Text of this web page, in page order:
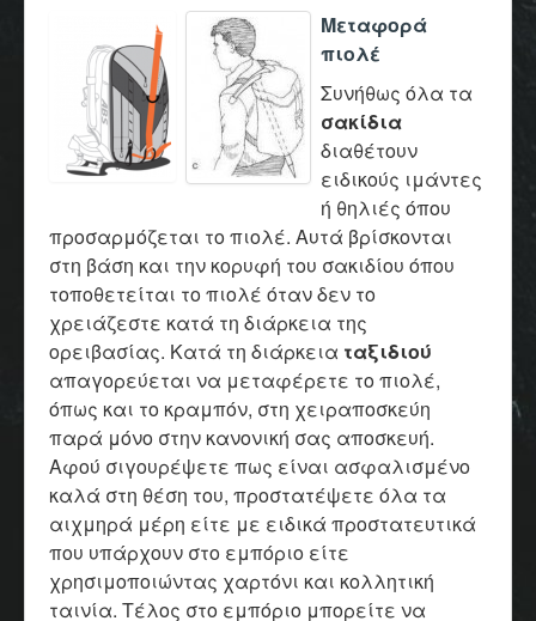
Μεταφορά
πιολέ
Συνήθως όλα τα
σακίδια
διαθέτουν
ειδικούς ιμάντες
ή θηλιές όπου
προσαρμόζεται το πιολέ. Αυτά βρίσκονται
στη βάση και την κορυφή του σακιδίου όπου
τοποθετείται το πιολέ όταν δεν το
χρειάζεστε κατά τη διάρκεια της
ορειβασίας. Κατά τη διάρκεια ταξιδιού
απαγορεύεται να μεταφέρετε το πιολέ,
όπως και το κραμπόν, στη χειραποσκεύη
παρά μόνο στην κανονική σας αποσκευή.
Αφού σιγουρέψετε πως είναι ασφαλισμένο
καλά στη θέση του, προστατέψετε όλα τα
αιχμηρά μέρη είτε με ειδικά προστατευτικά
που υπάρχουν στο εμπόριο είτε
χρησιμοποιώντας χαρτόνι και κολλητική
ταινία. Τέλος στο εμπόριο μπορείτε να